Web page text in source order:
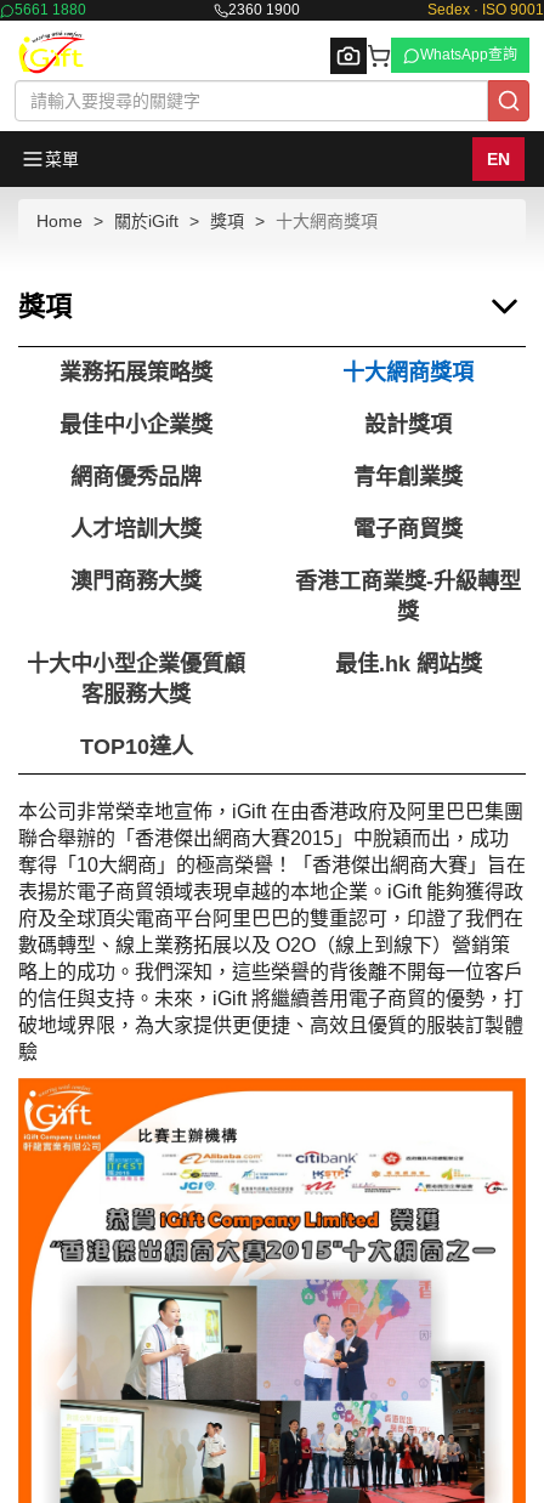
5661 1880 2360 1900 Sedex · ISO 9001
Browse
WhatsApp查詢
菜單 EN
Home 關於iGift 獎項 十大網商獎項
獎項
業務拓展策略獎 十大網商獎項
最佳中小企業獎 設計獎項
網商優秀品牌 青年創業獎
人才培訓大獎 電子商貿獎
澳門商務大獎
香港工商業獎-升級轉型
獎
十大中小型企業優質顧
客服務大獎
最佳.hk 網站獎
TOP10達人
本公司非常榮幸地宣佈，iGift 在由香港政府及阿里巴巴集團
聯合舉辦的「香港傑出網商大賽2015」中脫穎而出，成功
奪得「10大網商」的極高榮譽！
「香港傑出網商大賽」旨在
表揚於電子商貿領域表現卓越的本地企業。iGift 能夠獲得政
府及全球頂尖電商平台阿里巴巴的雙重認可，印證了我們在
數碼轉型、線上業務拓展以及 O2O（線上到線下）營銷策
略上的成功。 我們深知，這些榮譽的背後離不開每一位客戶
的信任與支持。未來，iGift 將繼續善用電子商貿的優勢，打
破地域界限，為大家提供更便捷、高效且優質的服裝訂製體
驗